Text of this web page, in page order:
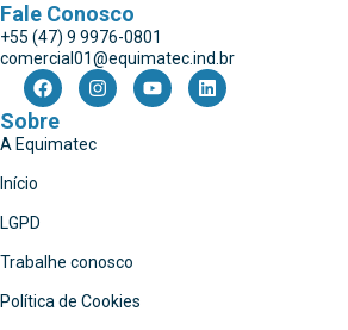
Fale Conosco
+55 (47) 9 9976-0801
comercial01@equimatec.ind.br
Sobre
A Equimatec
Início
LGPD
Trabalhe conosco
Política de Cookies